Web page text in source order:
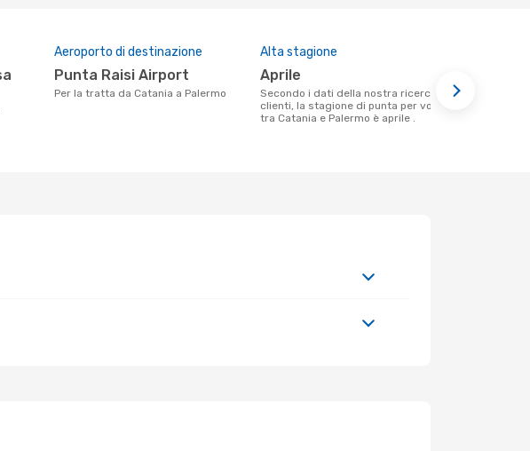
Aeroporto di destinazione
Punta Raisi Airport
Per la tratta da Catania a Palermo
Alta stagione
aprile
Secondo i dati della nostra ricerca
clienti, la stagione di punta per volare
tra Catania e Palermo è aprile .